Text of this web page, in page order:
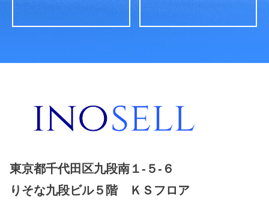
東京都千代田区九段南１-５-６
りそな九段ビル５階 ＫＳフロア